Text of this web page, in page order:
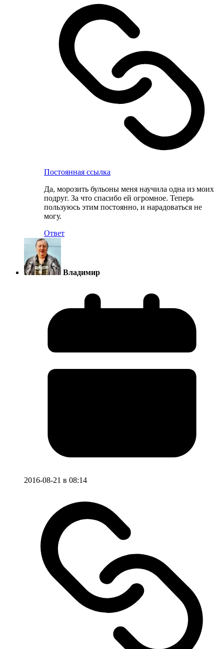
Постоянная ссылка
Да, морозить бульоны меня научила одна из моих
подруг. За что спасибо ей огромное. Теперь
пользуюсь этим постоянно, и нарадоваться не
могу.
Ответ
Владимир
2016-08-21 в 08:14